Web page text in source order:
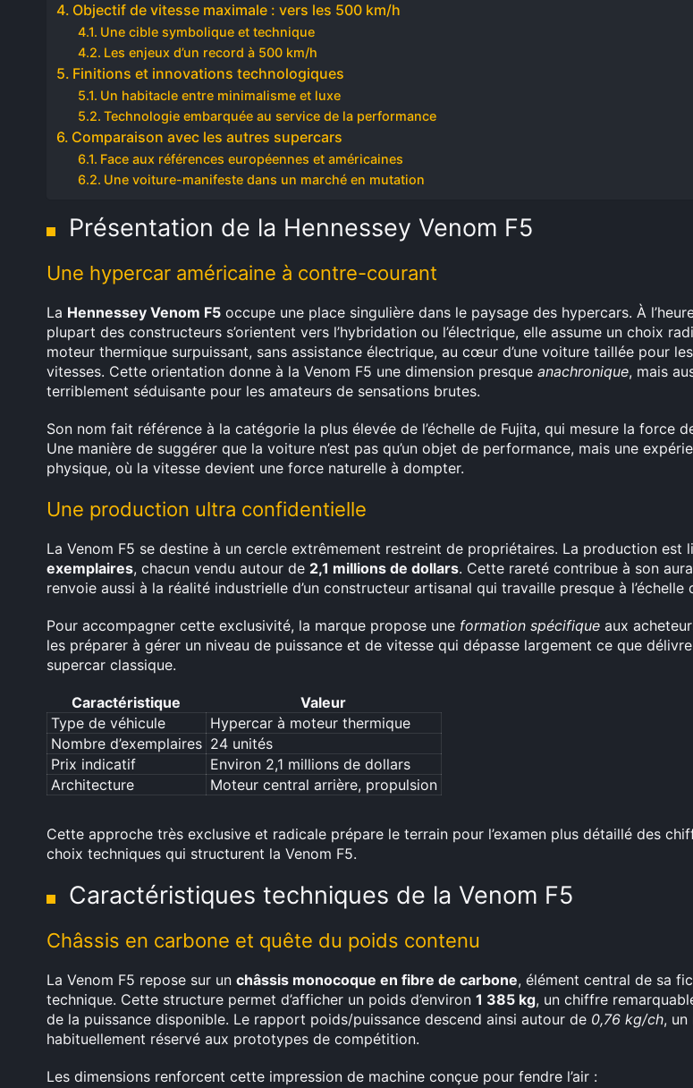
Objectif de vitesse maximale : vers les 500 km/h
Une cible symbolique et technique
Les enjeux d’un record à 500 km/h
Finitions et innovations technologiques
Un habitacle entre minimalisme et luxe
Technologie embarquée au service de la performance
Comparaison avec les autres supercars
Face aux références européennes et américaines
Une voiture-manifeste dans un marché en mutation
Présentation de la Hennessey Venom F5
Une hypercar américaine à contre-courant
La Hennessey Venom F5 occupe une place singulière dans le paysage des hypercars. À
plupart des constructeurs s’orientent vers l’hybridation ou l’électrique, elle assume un choix
moteur thermique surpuissant, sans assistance électrique, au cœur d’une voiture taillée pour
vitesses. Cette orientation donne à la Venom F5 une dimension presque anachronique, mais
terriblement séduisante pour les amateurs de sensations brutes.
Son nom fait référence à la catégorie la plus élevée de l’échelle de Fujita, qui mesure la force
Une manière de suggérer que la voiture n’est pas qu’un objet de performance, mais une
physique, où la vitesse devient une force naturelle à dompter.
Une production ultra confidentielle
La Venom F5 se destine à un cercle extrêmement restreint de propriétaires. La production est
exemplaires, chacun vendu autour de 2,1 millions de dollars. Cette rareté contribue à son
renvoie aussi à la réalité industrielle d’un constructeur artisanal qui travaille presque à l’échelle
Pour accompagner cette exclusivité, la marque propose une formation spécifique aux
les préparer à gérer un niveau de puissance et de vitesse qui dépasse largement ce que
supercar classique.
Caractéristique
Valeur
Type de véhicule
Hypercar à moteur thermique
Nombre d’exemplaires 24 unités
Prix indicatif
Environ 2,1 millions de dollars
Architecture
Moteur central arrière, propulsion
Cette approche très exclusive et radicale prépare le terrain pour l’examen plus détaillé des
choix techniques qui structurent la Venom F5.
Caractéristiques techniques de la Venom F5
Châssis en carbone et quête du poids contenu
La Venom F5 repose sur un châssis monocoque en fibre de carbone, élément central de sa
technique. Cette structure permet d’afficher un poids d’environ 1 385 kg, un chiffre
de la puissance disponible. Le rapport poids/puissance descend ainsi autour de 0,76 kg/ch, un
habituellement réservé aux prototypes de compétition.
Les dimensions renforcent cette impression de machine conçue pour fendre l’air :